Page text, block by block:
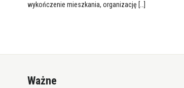
wykończenie mieszkania, organizację […]
Ważne